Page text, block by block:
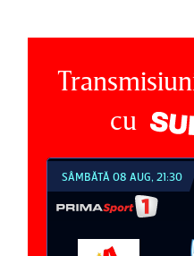
cu
SÂMBĂTĂ 08 AUG, 21:30